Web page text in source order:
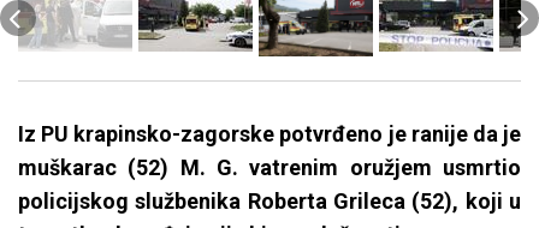
Iz PU krapinsko-zagorske potvrđeno je ranije da je
muškarac (52) M. G. vatrenim oružjem usmrtio
policijskog službenika Roberta Grileca (52), koji u